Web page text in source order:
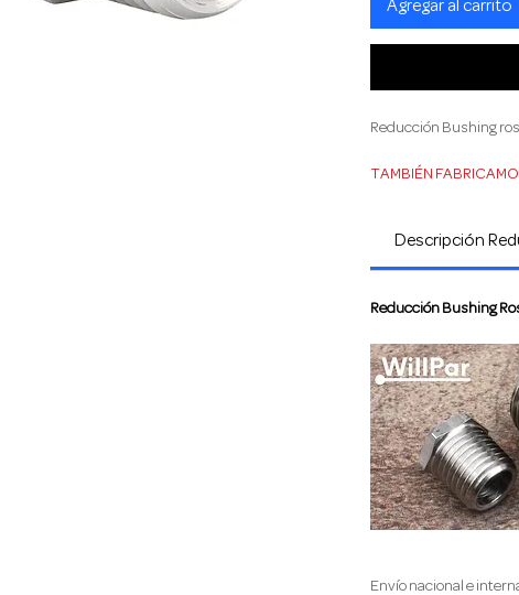
Agregar al carrito
Reducción Bushing
TAMBIÉN
medida.
Descripción
Reducción Bushing
Envío nacional e